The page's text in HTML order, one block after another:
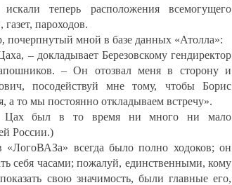
искали теперь расположения всемогущего
газет, пароходов.
почерпнутый мной в базе данных «Атолла»:
– докладывает Березовскому гендиректор
– Он отозвал меня в сторону и
посодействуй мне тому, чтобы Борис
то мы постоянно откладываем встречу».
Цах был в то время ни много ни мало
России.)
всегда было полно ходоков; он
себя часами; пожалуй, единственными, кому
свою значимость, были главные его,